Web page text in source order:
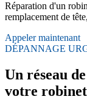
Réparation d'un
remplacement de
Appeler maintenant
DÉPANNAGE
Un réseau
votre